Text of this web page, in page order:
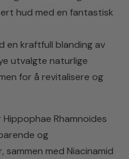
hud med en fantastisk
en kraftfull blanding av
utvalgte naturlige
for å revitalisere og
Rhamnoides
og
med Niacinamid